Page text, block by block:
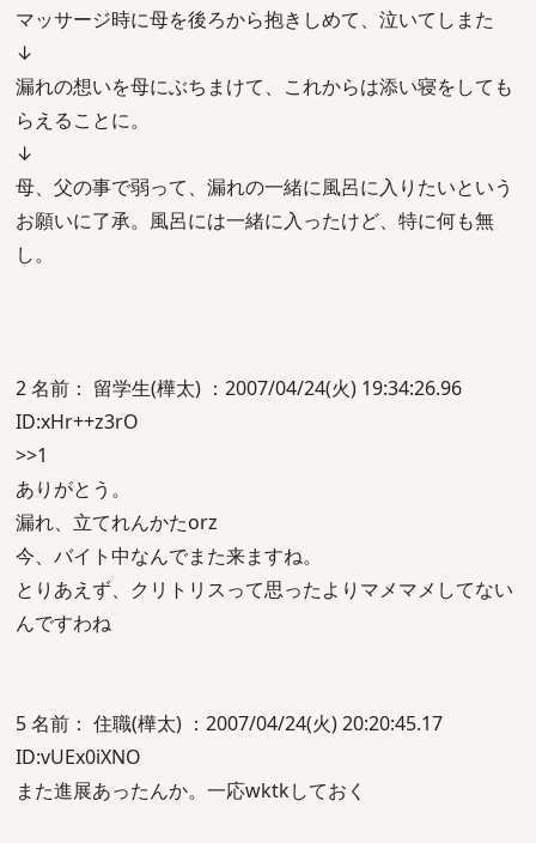
マッサージ時に母を後ろから抱きしめて、泣いてしまた
↓
漏れの想いを母にぶちまけて、これからは添い寝をしても
らえることに。
↓
母、父の事で弱って、漏れの一緒に風呂に入りたいという
お願いに了承。風呂には一緒に入ったけど、特に何も無
し。
2 名前： 留学生(樺太) ：2007/04/24(火) 19:34:26.96
ID:xHr++z3rO
>>1
ありがとう。
漏れ、立てれんかたorz
今、バイト中なんでまた来ますね。
とりあえず、クリトリスって思ったよりマメマメしてない
んですわね
5 名前： 住職(樺太) ：2007/04/24(火) 20:20:45.17
ID:vUEx0iXNO
また進展あったんか。一応wktkしておく